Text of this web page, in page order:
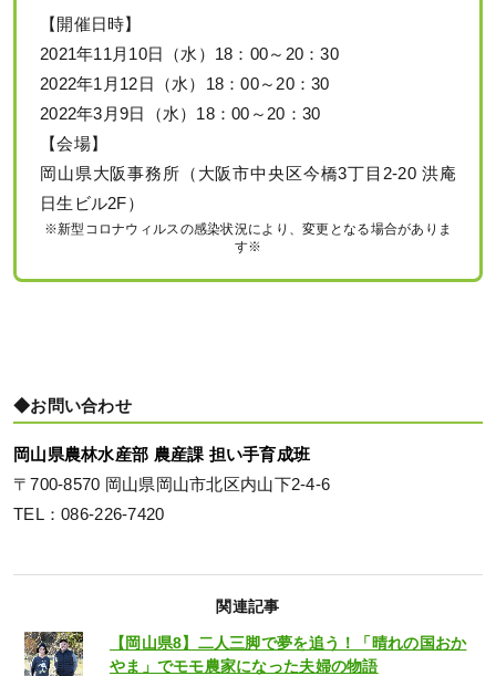
【開催日時】
2021年11月10日（水）18：00～20：30
2022年1月12日（水）18：00～20：30
2022年3月9日（水）18：00～20：30
【会場】
岡山県大阪事務所（大阪市中央区今橋3丁目2-20 洪庵
日生ビル2F）
※新型コロナウィルスの感染状況により、変更となる場合がありま
す※
◆お問い合わせ
岡山県農林水産部 農産課 担い手育成班
〒700-8570 岡山県岡山市北区内山下2-4-6
TEL：086-226-7420
関連記事
【岡山県8】二人三脚で夢を追う！「晴れの国おか
やま」でモモ農家になった夫婦の物語